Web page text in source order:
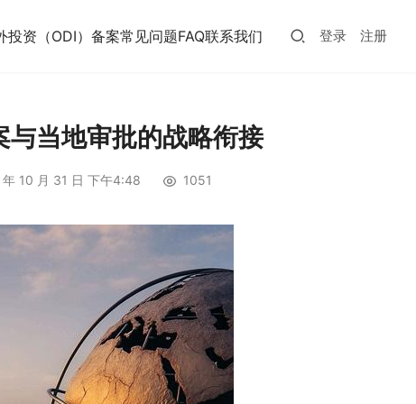
投资（ODI）备案常见问题FAQ联系我们 登录 注册
当地审批的战略衔接
10 月 31 日 下午4:48 1051